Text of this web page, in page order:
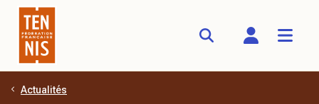
Aller au contenu principal
Actualités